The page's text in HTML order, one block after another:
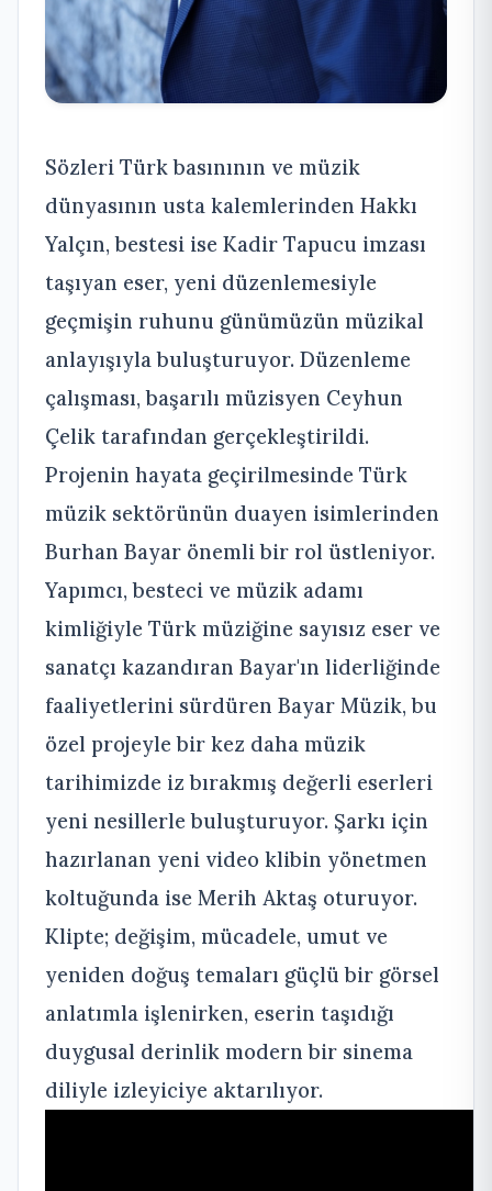
Sözleri Türk basınının ve müzik
dünyasının usta kalemlerinden Hakkı
Yalçın, bestesi ise Kadir Tapucu imzası
taşıyan eser, yeni düzenlemesiyle
geçmişin ruhunu günümüzün müzikal
anlayışıyla buluşturuyor. Düzenleme
çalışması, başarılı müzisyen Ceyhun
Çelik tarafından gerçekleştirildi.
Projenin hayata geçirilmesinde Türk
müzik sektörünün duayen isimlerinden
Burhan Bayar önemli bir rol üstleniyor.
Yapımcı, besteci ve müzik adamı
kimliğiyle Türk müziğine sayısız eser ve
sanatçı kazandıran Bayar'ın liderliğinde
faaliyetlerini sürdüren Bayar Müzik, bu
özel projeyle bir kez daha müzik
tarihimizde iz bırakmış değerli eserleri
yeni nesillerle buluşturuyor. Şarkı için
hazırlanan yeni video klibin yönetmen
koltuğunda ise Merih Aktaş oturuyor.
Klipte; değişim, mücadele, umut ve
yeniden doğuş temaları güçlü bir görsel
anlatımla işlenirken, eserin taşıdığı
duygusal derinlik modern bir sinema
diliyle izleyiciye aktarılıyor.